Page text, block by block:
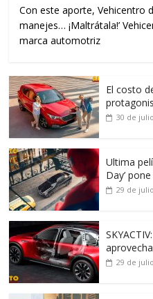
Con este aporte, Vehicentro
manejes… ¡Maltrátala!’
marca automotriz
El costo
30 de
Ultima
Day’
29 de
29 de